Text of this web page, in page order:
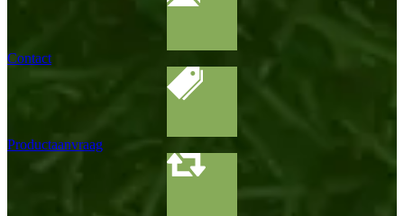
Contact
Productaanvraag